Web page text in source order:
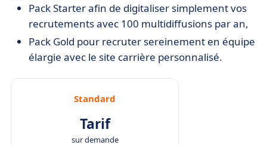
Pack Starter afin de digitaliser simplement vos
recrutements avec 100 multidiffusions par an,
Pack Gold pour recruter sereinement en équipe
élargie avec le site carrière personnalisé.
Standard
Tarif
sur demande